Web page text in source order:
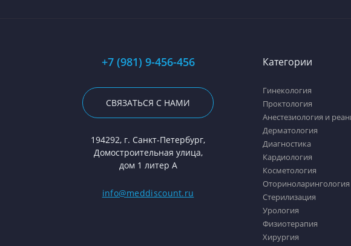
+7 (981) 9-456-456
СВЯЗАТЬСЯ С НАМИ
194292, г. Санкт-Петербург,
Домостроительная улица,
дом 1 литер А
info@meddiscount.ru
Категории
Гинекология
Проктология
Анестезиология и
Дерматология
Диагностика
Кардиология
Косметология
Оториноларингология
Стерилизация
Урология
Физиотерапия
Хирургия